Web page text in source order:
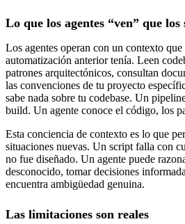
Lo que los agentes “ven” que
Los agentes operan con un contexto
automatización anterior tenía. Leen
patrones arquitectónicos, consultan
las convenciones de tu proyecto
sabe nada sobre tu codebase. Un
build. Un agente conoce el código, los
Esta conciencia de contexto es lo que
situaciones nuevas. Un script falla con
no fue diseñado. Un agente puede
desconocido, tomar decisiones
encuentra ambigüedad genuina.
Las limitaciones son reales